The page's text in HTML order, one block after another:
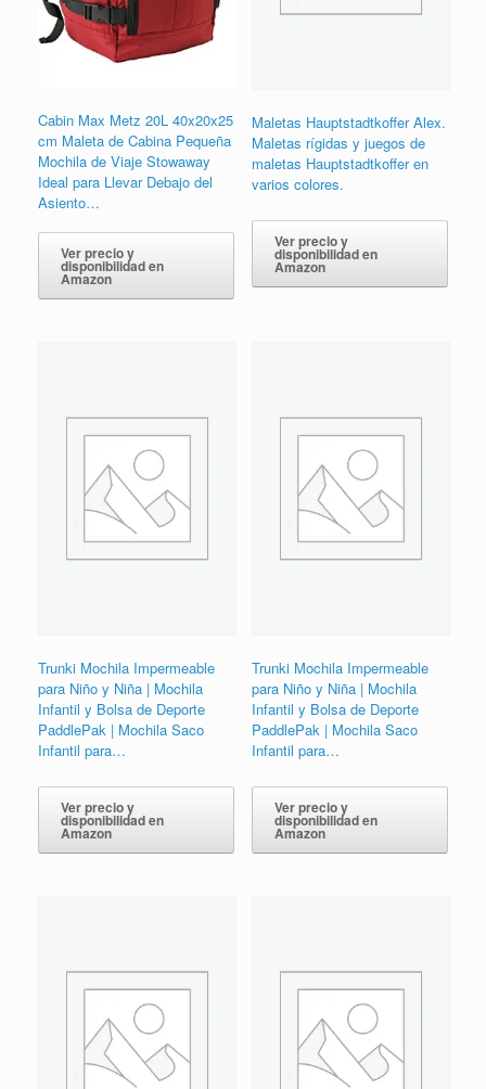
Cabin Max Metz 20L 40x20x25
cm Maleta de Cabina Pequeña
Mochila de Viaje Stowaway
Ideal para Llevar Debajo del
Asiento…
Ver precio y
disponibilidad en
Amazon
Maletas Hauptstadtkoffer Alex.
Maletas rígidas y juegos de
maletas Hauptstadtkoffer en
varios colores.
Ver precio y
disponibilidad en
Amazon
Trunki Mochila Impermeable
para Niño y Niña | Mochila
Infantil y Bolsa de Deporte
PaddlePak | Mochila Saco
Infantil para…
Ver precio y
disponibilidad en
Amazon
Trunki Mochila Impermeable
para Niño y Niña | Mochila
Infantil y Bolsa de Deporte
PaddlePak | Mochila Saco
Infantil para…
Ver precio y
disponibilidad en
Amazon